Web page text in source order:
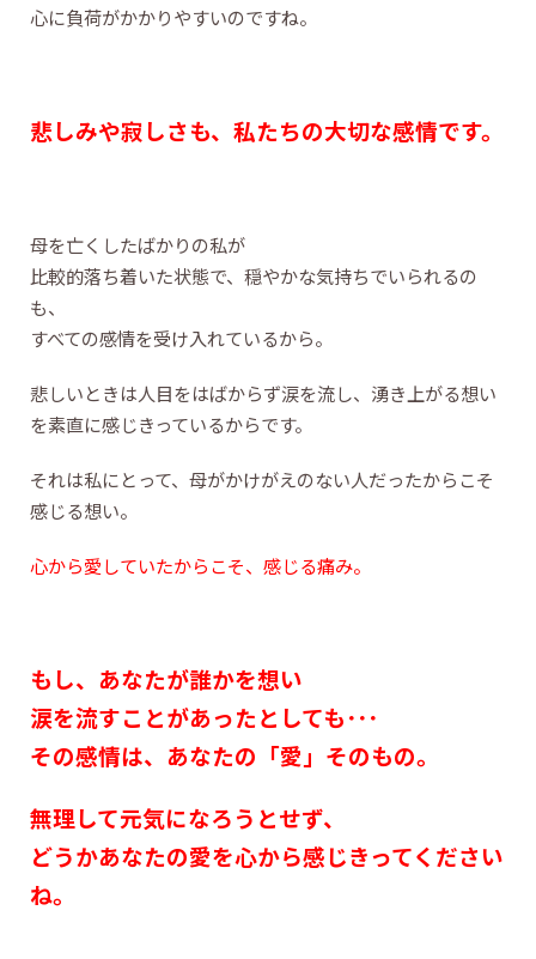
心に負荷がかかりやすいのですね。
悲しみや寂しさも、私たちの大切な感情です。
母を亡くしたばかりの私が
比較的落ち着いた状態で、穏やかな気持ちでいられるの
も、
すべての感情を受け入れているから。
悲しいときは人目をはばからず涙を流し、湧き上がる想い
を素直に感じきっているからです。
それは私にとって、母がかけがえのない人だったからこそ
感じる想い。
心から愛していたからこそ、感じる痛み。
もし、あなたが誰かを想い
涙を流すことがあったとしても･･･
その感情は、あなたの「愛」そのもの。
無理して元気になろうとせず、
どうかあなたの愛を心から感じきってください
ね。